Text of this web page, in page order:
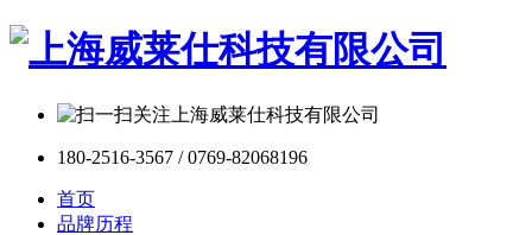
180-2516-3567 / 0769-82068196
首页
品牌历程